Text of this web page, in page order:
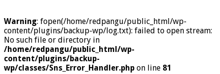
Warning: fopen(/home/redpangu/public_html/wp-
content/plugins/backup-wp/log.txt): failed to open stream:
No such file or directory in
/home/redpangu/public_html/wp-
content/plugins/backup-
wp/classes/Sns_Error_Handler.php on line 81